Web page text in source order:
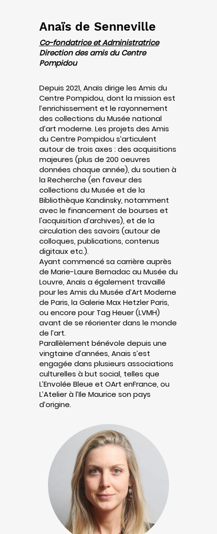
Anaïs de Senneville
Co-fondatrice et Administratrice
Direction des amis du Centre
Pompidou
Depuis 2021, Anaïs dirige les Amis du
Centre Pompidou, dont la mission est
l’enrichissement et le rayonnement
des collections du Musée national
d’art moderne. Les projets des Amis
du Centre Pompidou s’articulent
autour de trois axes : des acquisitions
majeures (plus de 200 oeuvres
données chaque année), du soutien à
la Recherche (en faveur des
collections du Musée et de la
Bibliothèque Kandinsky, notamment
avec le financement de bourses et
l'acquisition d’archives), et de la
circulation des savoirs (autour de
colloques, publications, contenus
digitaux etc.).
Ayant commencé sa carrière auprès
de Marie-Laure Bernadac au Musée du
Louvre, Anaïs a également travaillé
pour les Amis du Musée d’Art Moderne
de Paris, la Galerie Max Hetzler Paris,
ou encore pour Tag Heuer (LVMH)
avant de se réorienter dans le monde
de l’art.
Parallèlement bénévole depuis une
vingtaine d’années, Anais s’est
engagée dans plusieurs associations
culturelles à but social, telles que
L’Envolée Bleue et OArt enFrance, ou
L’Atelier à l’Ile Maurice son pays
d’origine.